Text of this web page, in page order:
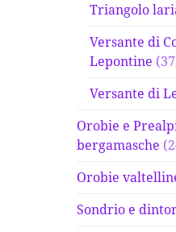
Triangolo
Versante di
Lepontine
Versante di
Orobie e
bergamasche
Orobie
Sondrio e